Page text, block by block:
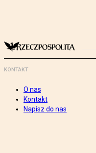
KONTAKT
O nas
Kontakt
Napisz do nas